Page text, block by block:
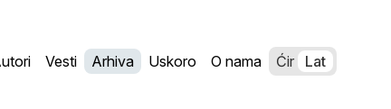
Vesti Arhiva Uskoro O nama Ćir Lat